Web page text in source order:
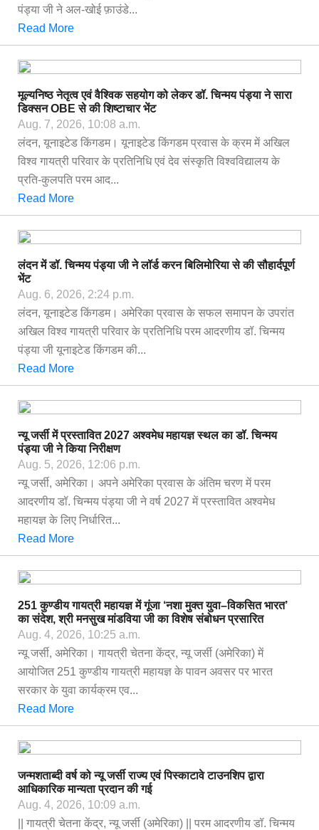
पंड्या जी ने अल-खोई फ़ाउंडे...
Read More
मूल्यनिष्ठ नेतृत्व एवं वैश्विक सहयोग को लेकर डॉ. चिन्मय पंड्या ने सारा
डिक्सन OBE से की शिष्टाचार भेंट
Aug. 7, 2026, 10:08 a.m.
लंदन, यूनाइटेड किंगडम। यूनाइटेड किंगडम प्रवास के क्रम में अखिल
विश्व गायत्री परिवार के प्रतिनिधि एवं देव संस्कृति विश्वविद्यालय के
प्रति-कुलपति परम आद...
Read More
लंदन में डॉ. चिन्मय पंड्या जी ने लॉर्ड करन बिलिमोरिया से की सौहार्दपूर्ण
भेंट
Aug. 6, 2026, 2:24 p.m.
लंदन, यूनाइटेड किंगडम। अमेरिका प्रवास के सफल समापन के उपरांत
अखिल विश्व गायत्री परिवार के प्रतिनिधि परम आदरणीय डॉ. चिन्मय
पंड्या जी यूनाइटेड किंगडम की...
Read More
न्यू जर्सी में प्रस्तावित 2027 अश्वमेध महायज्ञ स्थल का डॉ. चिन्मय
पंड्या जी ने किया निरीक्षण
Aug. 5, 2026, 12:06 p.m.
न्यू जर्सी, अमेरिका। अपने अमेरिका प्रवास के अंतिम चरण में परम
आदरणीय डॉ. चिन्मय पंड्या जी ने वर्ष 2027 में प्रस्तावित अश्वमेध
महायज्ञ के लिए निर्धारित...
Read More
251 कुण्डीय गायत्री महायज्ञ में गूंजा ‘नशा मुक्त युवा–विकसित भारत’
का संदेश, श्री मनसुख मांडविया जी का विशेष संबोधन प्रसारित
Aug. 4, 2026, 10:25 a.m.
न्यू जर्सी, अमेरिका। गायत्री चेतना केंद्र, न्यू जर्सी (अमेरिका) में
आयोजित 251 कुण्डीय गायत्री महायज्ञ के पावन अवसर पर भारत
सरकार के युवा कार्यक्रम एव...
Read More
जन्मशताब्दी वर्ष को न्यू जर्सी राज्य एवं पिस्काटावे टाउनशिप द्वारा
आधिकारिक मान्यता प्रदान की गई
Aug. 4, 2026, 10:09 a.m.
|| गायत्री चेतना केंद्र, न्यू जर्सी (अमेरिका) || परम आदरणीय डॉ. चिन्मय